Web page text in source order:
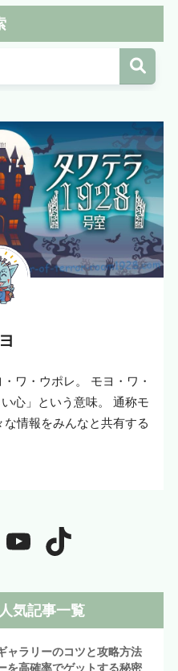
ワ・ウポレ。 モヨ・ワ・
心」という意味。 通称モ
情報をみんなと共有する
気記事一覧
ャラリーのコツと攻略方法
を高確率でゲットする秘密